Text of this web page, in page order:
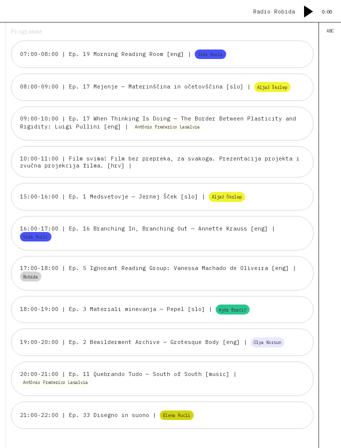
Radio Robida 0:00
Programme
07:00-08:00 | Ep. 19 Morning Reading Room [eng] | Vida Rucli
08:00-09:00 | Ep. 17 Mejenje — Materinščina in očetovščina [slo] | Aljaž Škrlep
09:00-10:00 | Ep. 17 When Thinking Is Doing — The Border Between Plasticity and
Rigidity: Luigi Pullini [eng]
| Antônio Frederico Lasalvia
10:00-11:00 | Film svima! Film bez prepreka, za svakoga. Prezentacija projekta i
zvučna projekcija filma. [hrv]
|
15:00-16:00 | Ep. 1 Medsvetovje — Jernej Šček [slo] | Aljaž Škrlep
16:00-17:00 | Ep. 16 Branching In, Branching Out — Annette Krauss [eng] |
Vida Rucli
17:00-18:00 | Ep. 5 Ignorant Reading Group: Vanessa Machado de Oliveira [eng] |
Robida
18:00-19:00 | Ep. 3 Materiali minevanja — Pepel [slo] | Ajda Bračič
19:00-20:00 | Ep. 2 Bewilderment Archive — Grotesque Body [eng] | Olya Korsun
20:00-21:00 | Ep. 11 Quebrando Tudo — South of South [music] |
Antônio Frederico Lasalvia
21:00-22:00 | Ep. 33 Disegno in suono | Elena Rucli
ABC